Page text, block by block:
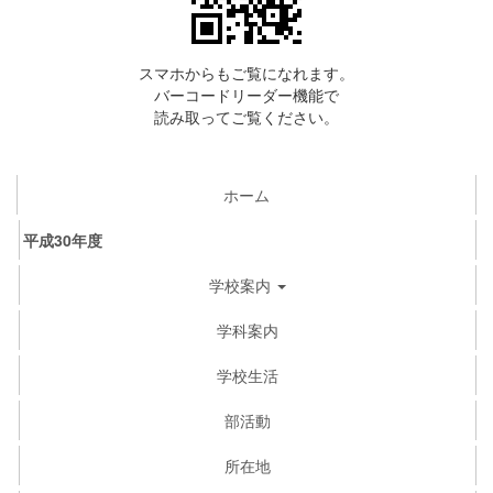
スマホからもご覧になれます。
バーコードリーダー機能で
読み取ってご覧ください。
ホーム
平成30年度
学校案内
学科案内
学校生活
部活動
所在地